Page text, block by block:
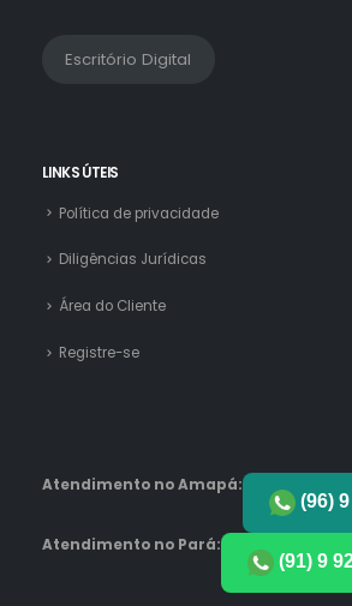
Escritório Digital
LINKS ÚTEIS
Política de privacidade
Diligências Jurídicas
Área do Cliente
Registre-se
Atendimento no Amapá:
(96) 9
Atendimento no Pará:
(91) 9